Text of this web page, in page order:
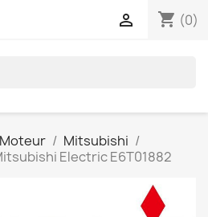
shopping_cart (0)

Mitsubishi
Electric E6T01882